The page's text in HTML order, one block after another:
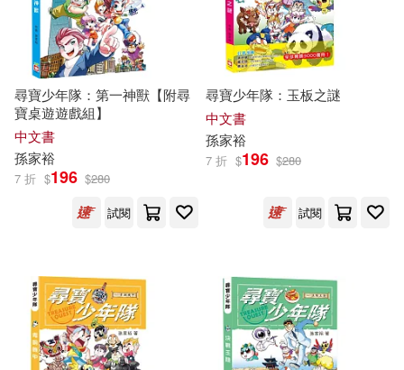
尋寶少年隊：第一神獸【附尋
寶桌遊遊戲組】
中文書
孫家裕
7 折 $196 $280
試閱
尋寶少年隊：玉板之謎
中文書
孫家裕
7 折 $196 $280
試閱